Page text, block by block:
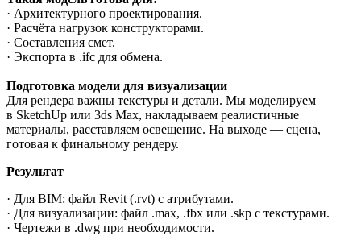
· Архитектурного проектирования.
· Расчёта нагрузок конструкторами.
· Составления смет.
· Экспорта в .ifc для обмена.
Подготовка модели для визуализации
Для рендера важны текстуры и детали. Мы моделируем
в SketchUp или 3ds Max, накладываем реалистичные
материалы, расставляем освещение. На выходе — сцена,
готовая к финальному рендеру.
Результат
· Для BIM: файл Revit (.rvt) с атрибутами.
· Для визуализации: файл .max, .fbx или .skp с текстурами.
· Чертежи в .dwg при необходимости.